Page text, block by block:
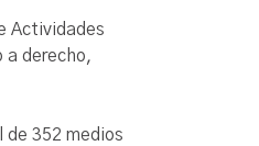
Actividades
a derecho,
de 352 medios